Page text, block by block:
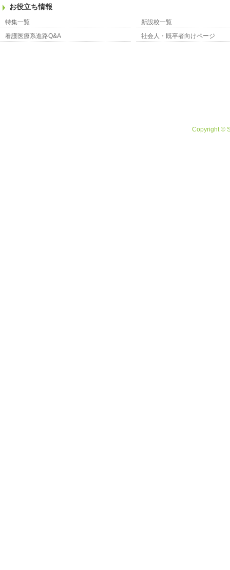
お役立ち情報
特集一覧
新設校一覧
看護医療系進路Q&A
社会人・既卒者向けページ
Copyright ©